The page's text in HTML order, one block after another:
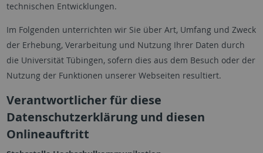
technischen Entwicklungen.
Im Folgenden unterrichten wir Sie über Art, Umfang und Zweck
der Erhebung, Verarbeitung und Nutzung Ihrer Daten durch
die Universität Tübingen, sofern dies aus dem Besuch oder der
Nutzung der Funktionen unserer Webseiten resultiert.
Verantwortlicher für diese
Datenschutzerklärung und diesen
Onlineauftritt